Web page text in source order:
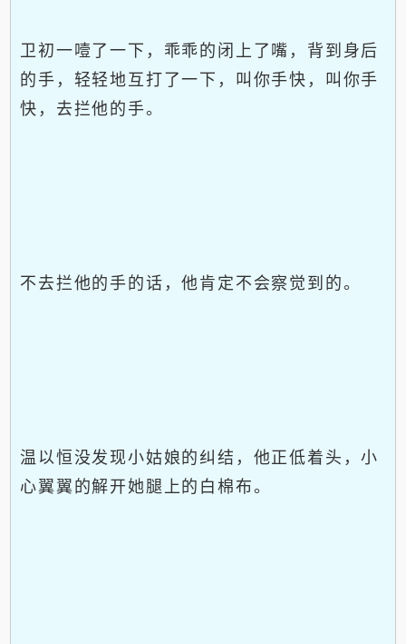
卫初一噎了一下，乖乖的闭上了嘴，背到身后
的手，轻轻地互打了一下，叫你手快，叫你手
快，去拦他的手。
不去拦他的手的话，他肯定不会察觉到的。
温以恒没发现小姑娘的纠结，他正低着头，小
心翼翼的解开她腿上的白棉布。